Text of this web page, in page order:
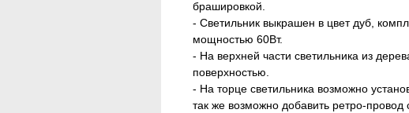
брашировкой.
- Светильник выкрашен в цвет дуб,
мощностью 60Вт.
- На верхней части светильника из
поверхностью.
- На торце светильника возможно
так же возможно добавить ретро-провод